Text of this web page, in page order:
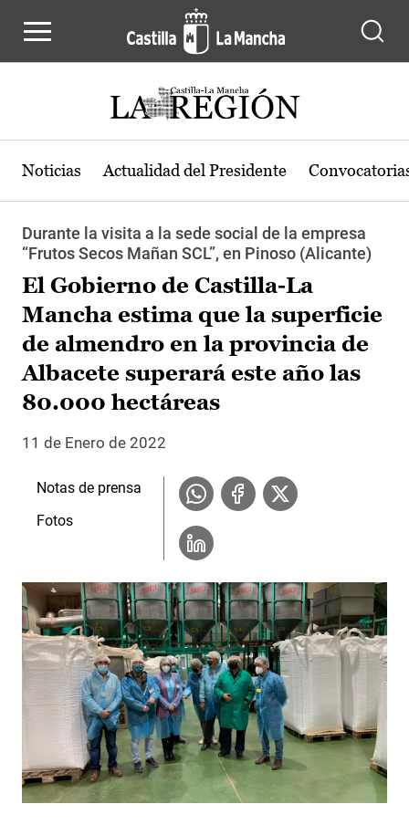
Noticias Actualidad del Presidente
Durante la visita a la sede social de la empresa
“Frutos Secos Mañan SCL”, en Pinoso (Alicante)
El Gobierno de Castilla-La
Mancha estima que la superficie
de almendro en la provincia de
Albacete superará este año las
80.000 hectáreas
11 de Enero de 2022
Notas de prensa
Fotos